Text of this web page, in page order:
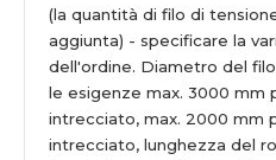
(la quantità di filo di
aggiunta) - specificare la
dell'ordine. Diametro del
le esigenze max. 3000 mm
intrecciato, max. 2000 mm
intrecciato, lunghezza del